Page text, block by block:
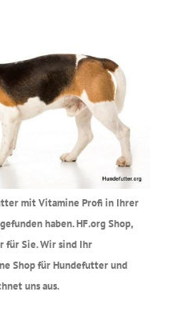
mit Vitamine Profi in Ihrer
haben. HF.org Shop,
für Sie. Wir sind Ihr
Shop für Hundefutter und
uns aus.